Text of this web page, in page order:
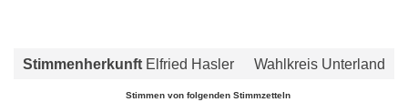
Stimmenherkunft Elfried Hasler Wahlkreis Unterland
Stimmen von folgenden Stimmzetteln